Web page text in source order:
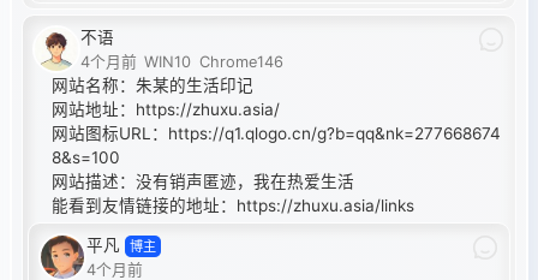
不语
4个月前 WIN10 Chrome146
网站名称：朱某的生活印记
网站地址： https://zhuxu.asia/
网站图标URL： https://q1.qlogo.cn/g?b=qq&nk=277668674
8&s=100
网站描述：没有销声匿迹，我在热爱生活
能看到友情链接的地址： https://zhuxu.asia/links
平凡 博主
4个月前